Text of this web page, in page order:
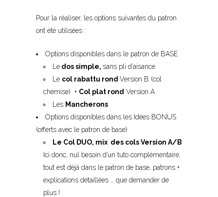
Pour la réaliser, les options suivantes du patron
ont été utilisées :
Options disponibles dans le patron de BASE
Le dos simple, sans pli d’aisance
Le col rabattu rond Version B (col
chemise) + Col plat rond Version A
Les Mancherons
Options disponibles dans les Idées BONUS
(offerts avec le patron de base)
Le Col DUO, mix des cols Version A/B
Ici donc, nul besoin d’un tuto complémentaire,
tout est déjà dans le patron de base, patrons +
explications détaillées … que demander de
plus !